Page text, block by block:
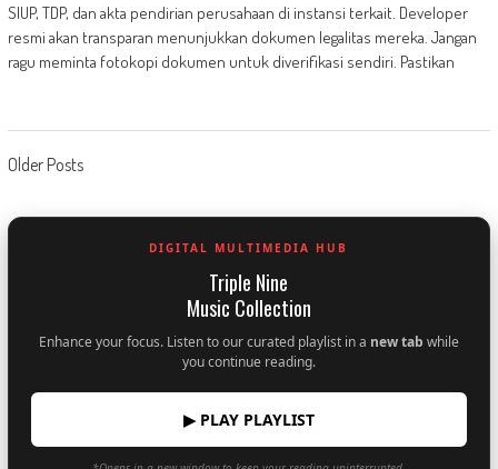
SIUP, TDP, dan akta pendirian perusahaan di instansi terkait. Developer
resmi akan transparan menunjukkan dokumen legalitas mereka. Jangan
ragu meminta fotokopi dokumen untuk diverifikasi sendiri. Pastikan
Posts
navigation
Older Posts
DIGITAL MULTIMEDIA HUB
Triple Nine
Music Collection
Enhance your focus. Listen to our curated playlist in a new tab while
you continue reading.
▶ PLAY PLAYLIST